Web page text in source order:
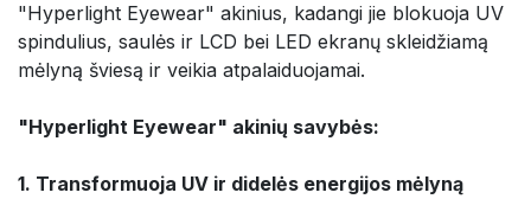
"Hyperlight Eyewear" akinius, kadangi jie blokuoja UV
spindulius, saulės ir LCD bei LED ekranų skleidžiamą
mėlyną šviesą ir veikia atpalaiduojamai.
"Hyperlight Eyewear" akinių savybės:
1. Transformuoja UV ir didelės energijos mėlyną